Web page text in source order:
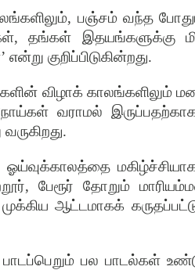
, பஞ்சம் வந்த
,தங்கள் இதயங்களுக்கு
’ என்று குறிப்பிடுகின்றது.
விழாக் காலங்களிலும்
வராமல்
.
ஓய்வுக்காலத்தை
, பேரூர் தோறும்
ஆட்டமாகக்
பல பாடல்கள்